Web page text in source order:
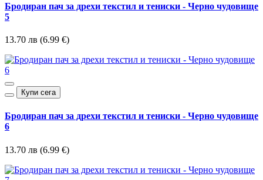
Бродиран пач за дрехи текстил и тениски - Черно чудовище
5
13.70 лв (6.99 €)
Купи сега
Бродиран пач за дрехи текстил и тениски - Черно чудовище
6
13.70 лв (6.99 €)